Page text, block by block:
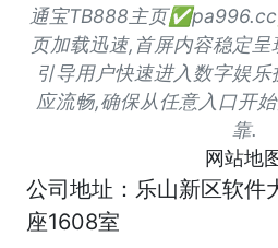
通宝TB888主页
页加载迅速,首屏内容稳定
引导用户快速进入数字娱
应流畅,确保从任意入口开
靠.
网站地
公司地址：乐山新区软件
座1608室